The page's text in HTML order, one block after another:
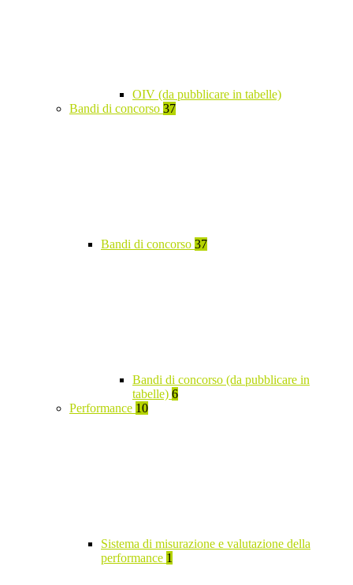
OIV (da pubblicare in tabelle)
Bandi di concorso 37
Bandi di concorso 37
Bandi di concorso (da pubblicare in
tabelle) 6
Performance 10
Sistema di misurazione e valutazione della
performance 1